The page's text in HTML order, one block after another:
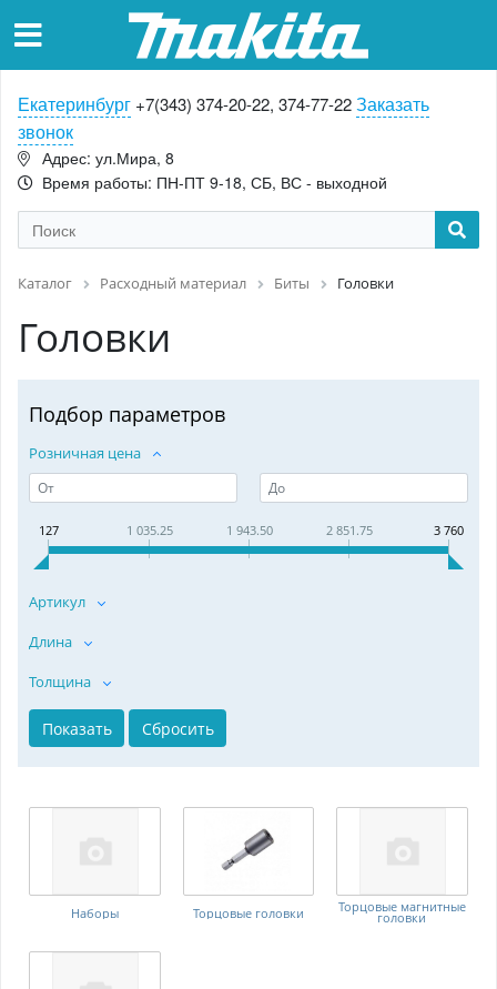
Екатеринбург +7(343) 374-20-22, 374-77-22Заказать
звонок
Адрес: ул.Мира, 8
Время работы: ПН-ПТ 9-18, СБ, ВС - выходной
Каталог Расходный материал Биты Головки
Головки
Подбор параметров
Розничная цена
127 1 035.25 1 943.50 2 851.75 3 760
Артикул
Длина
Толщина
Наборы Торцовые головки Торцовые магнитные
головки